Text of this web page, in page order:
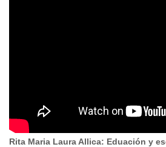
Rita Maria Laura Allica: Eduación y